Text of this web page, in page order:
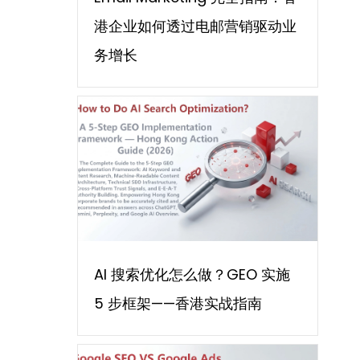
港企业如何透过电邮营销驱动业
务增长
AI 搜索优化怎么做？GEO 实施
5 步框架——香港实战指南